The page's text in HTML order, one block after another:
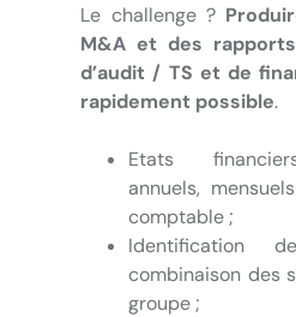
Le challenge ?
M&A et des
d’audit / TS et de
rapidement possible.
Etats
annuels,
comptable ;
Identification
combinaison des
groupe ;